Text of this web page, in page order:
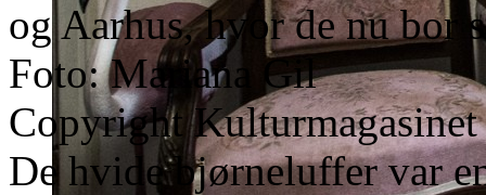
og Aarhus, hvor de nu bor
Foto: Mariana Gil
Copyright
De hvide bjørneluffer var